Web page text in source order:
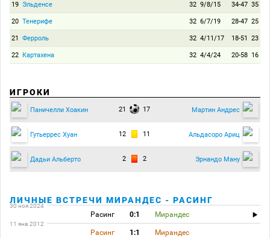
19 Эльденсе 32 9/8/15 34-47 35
20 Тенерифе 32 6/7/19 28-47 25
21 Ферроль 32 4/11/17 18-51 23
22 Картахена 32 4/4/24 20-58 16
ИГРОКИ
Паничелли Хоакин 21 17 Мартин Андрес
Гутьеррес Хуан 12 11 Альдасоро Ариц
Дадьи Альберто 2 2 Эрнандо Ману
ЛИЧНЫЕ ВСТРЕЧИ МИРАНДЕС - РАСИНГ
30 ноя 2024
Расинг 0:1 Мирандес
11 янв 2012
Расинг 1:1 Мирандес